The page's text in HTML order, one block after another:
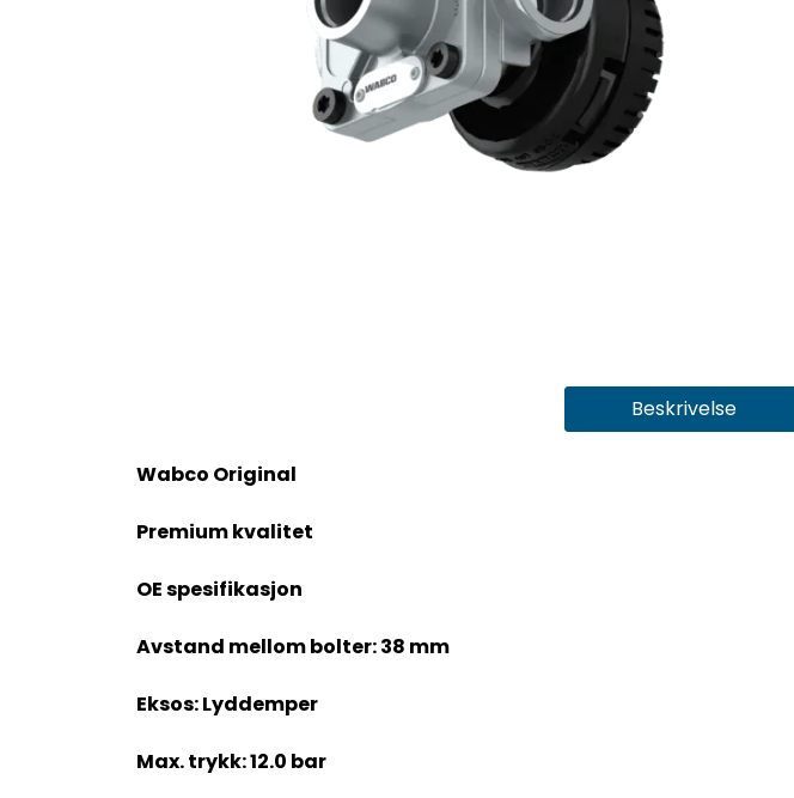
Beskrivelse
Wabco Original
Premium kvalitet
OE spesifikasjon
Avstand mellom bolter: 38 mm
Eksos: Lyddemper
Max. trykk: 12.0 bar